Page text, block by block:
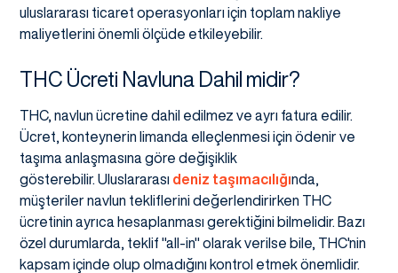
uluslararası ticaret operasyonları için toplam nakliye
maliyetlerini önemli ölçüde etkileyebilir.
THC Ücreti Navluna Dahil midir?
THC, navlun ücretine dahil edilmez ve ayrı fatura edilir.
Ücret, konteynerin limanda elleçlenmesi için ödenir ve
taşıma anlaşmasına göre değişiklik
gösterebilir. Uluslararası deniz taşımacılığında,
müşteriler navlun tekliflerini değerlendirirken THC
ücretinin ayrıca hesaplanması gerektiğini bilmelidir. Bazı
özel durumlarda, teklif "all-in" olarak verilse bile, THC'nin
kapsam içinde olup olmadığını kontrol etmek önemlidir.